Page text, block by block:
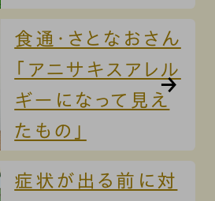
食通・さとなおさん
「アニサキスアレル
ギーになって見え
たもの」
症状が出る前に対